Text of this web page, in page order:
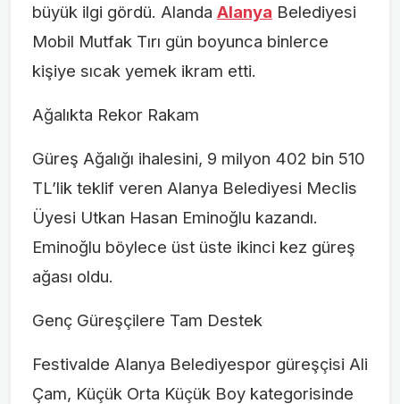
büyük ilgi gördü. Alanda Alanya Belediyesi
Mobil Mutfak Tırı gün boyunca binlerce
kişiye sıcak yemek ikram etti.
Ağalıkta Rekor Rakam
Güreş Ağalığı ihalesini, 9 milyon 402 bin 510
TL’lik teklif veren Alanya Belediyesi Meclis
Üyesi Utkan Hasan Eminoğlu kazandı.
Eminoğlu böylece üst üste ikinci kez güreş
ağası oldu.
Genç Güreşçilere Tam Destek
Festivalde Alanya Belediyespor güreşçisi Ali
Çam, Küçük Orta Küçük Boy kategorisinde